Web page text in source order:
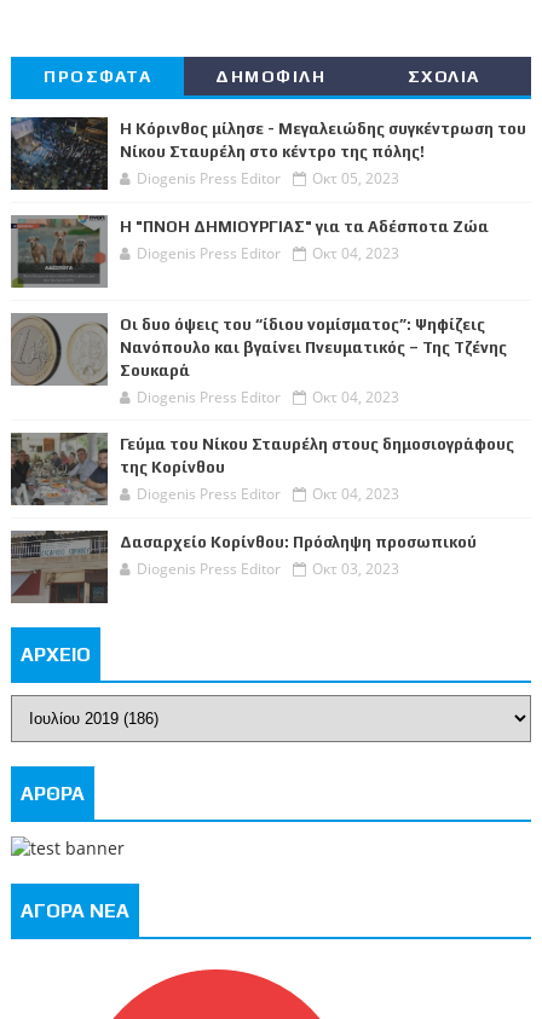
ΠΡΟΣΦΑΤΑ ΔΗΜΟΦΙΛΗ ΣΧΟΛΙΑ
Η Κόρινθος μίλησε - Μεγαλειώδης συγκέντρωση του
Νίκου Σταυρέλη στο κέντρο της πόλης!
Diogenis Press Editor Οκτ 05, 2023
Η "ΠΝΟΗ ΔΗΜΙΟΥΡΓΙΑΣ" για τα Αδέσποτα Ζώα
Diogenis Press Editor Οκτ 04, 2023
Οι δυο όψεις του “ίδιου νομίσματος”: Ψηφίζεις
Νανόπουλο και βγαίνει Πνευματικός – Της Τζένης
Σουκαρά
Diogenis Press Editor Οκτ 04, 2023
Γεύμα του Νίκου Σταυρέλη στους δημοσιογράφους
της Κορίνθου
Diogenis Press Editor Οκτ 04, 2023
Δασαρχείο Κορίνθου: Πρόσληψη προσωπικού
Diogenis Press Editor Οκτ 03, 2023
ΑΡΧΕΙΟ
ΑΡΘΡΑ
ΑΓΟΡΑ ΝΕΑ